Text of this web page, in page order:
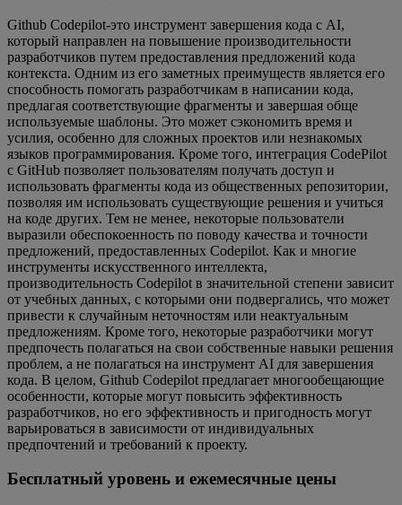
Github Codepilot-это инструмент завершения кода с AI,
который направлен на повышение производительности
разработчиков путем предоставления предложений кода
контекста. Одним из его заметных преимуществ является его
способность помогать разработчикам в написании кода,
предлагая соответствующие фрагменты и завершая обще
используемые шаблоны. Это может сэкономить время и
усилия, особенно для сложных проектов или незнакомых
языков программирования. Кроме того, интеграция CodePilot
с GitHub позволяет пользователям получать доступ и
использовать фрагменты кода из общественных репозитории,
позволяя им использовать существующие решения и учиться
на коде других. Тем не менее, некоторые пользователи
выразили обеспокоенность по поводу качества и точности
предложений, предоставленных Codepilot. Как и многие
инструменты искусственного интеллекта,
производительность Codepilot в значительной степени зависит
от учебных данных, с которыми они подвергались, что может
привести к случайным неточностям или неактуальным
предложениям. Кроме того, некоторые разработчики могут
предпочесть полагаться на свои собственные навыки решения
проблем, а не полагаться на инструмент AI для завершения
кода. В целом, Github Codepilot предлагает многообещающие
особенности, которые могут повысить эффективность
разработчиков, но его эффективность и пригодность могут
варьироваться в зависимости от индивидуальных
предпочтений и требований к проекту.
Бесплатный уровень и ежемесячные цены